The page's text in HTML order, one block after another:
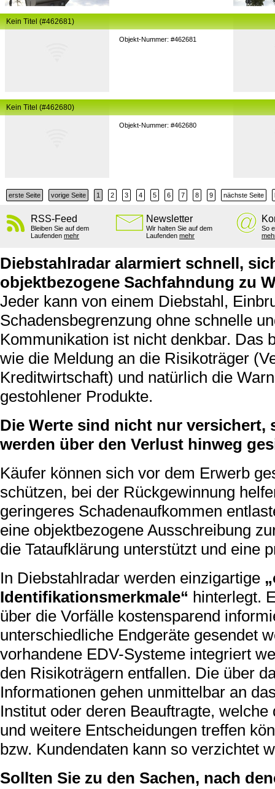
Objekt-Nummer: #462681
Kein Titel (#462681)
Objekt-Nummer: #462680
Kein Titel (#462680)
erste Seite vorige Seite 1 2 3 4 5 6 7 8 9 nächste Seite
RSS-Feed
Bleiben Sie auf dem
Laufenden mehr
Newsletter
Wir halten Sie auf dem
Laufenden mehr
So
Diebstahlradar alarmiert schnell,
objektbezogene Sachfahndung zu
Jeder kann von einem Diebstahl,
Schadensbegrenzung ohne schnelle
Kommunikation ist nicht denkbar. Das
wie die Meldung an die Risikoträger
Kreditwirtschaft) und natürlich die
gestohlener Produkte.
Die Werte sind nicht nur
werden über den Verlust hinweg
Käufer können sich vor dem Erwerb
schützen, bei der Rückgewinnung
geringeres Schadenaufkommen
eine objektbezogene Ausschreibung
die Tataufklärung unterstützt und eine
In Diebstahlradar werden einzigartige
Identifikationsmerkmale“ hinterlegt.
über die Vorfälle kostensparend
unterschiedliche Endgeräte gesendet
vorhandene EDV-Systeme integriert
den Risikoträgern entfallen. Die über
Informationen gehen unmittelbar an
Institut oder deren Beauftragte,
und weitere Entscheidungen treffen
bzw. Kundendaten kann so verzichtet
Sollten Sie zu den Sachen, nach